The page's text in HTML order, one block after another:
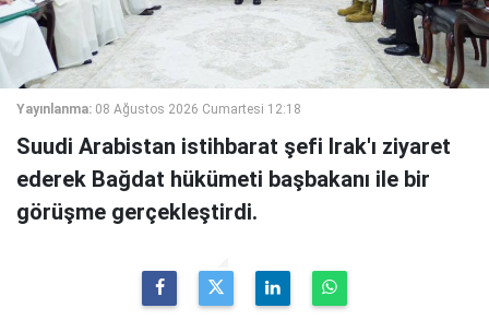
Yayınlanma: 08 Ağustos 2026 Cumartesi 12:18
Suudi Arabistan istihbarat şefi Irak'ı ziyaret
ederek Bağdat hükümeti başbakanı ile bir
görüşme gerçekleştirdi.